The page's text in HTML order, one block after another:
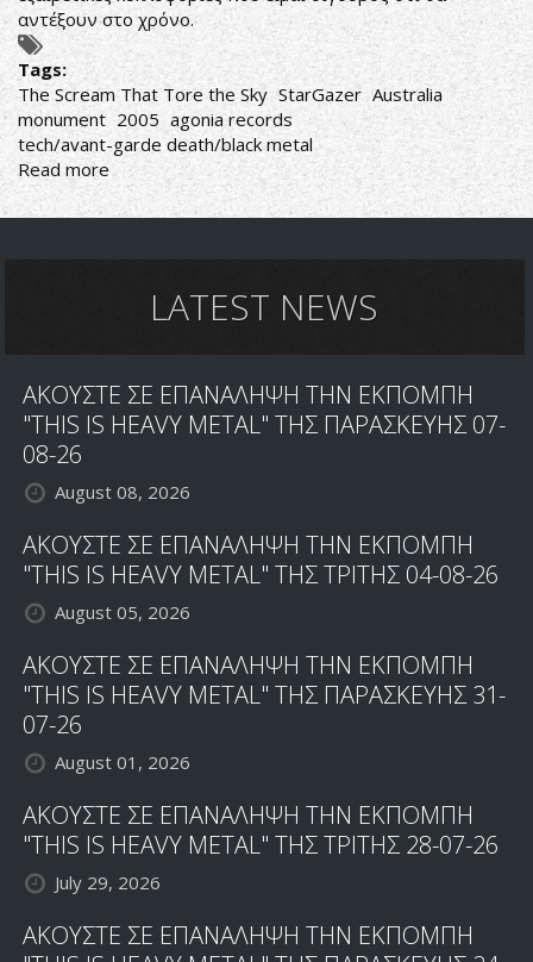
αντέξουν στο χρόνο.
Tags:
The Scream That Tore the Sky StarGazer Australia
monument 2005 agonia records
tech/avant-garde death/black metal
Read more about
StarGazer-
The
LATEST NEWS
ΑΚΟΥΣΤΕ ΣΕ ΕΠΑΝΑΛΗΨΗ ΤΗΝ ΕΚΠΟΜΠΗ
"THIS IS HEAVY METAL" ΤΗΣ ΠΑΡΑΣΚΕΥΗΣ 07-
08-26
August 08, 2026
ΑΚΟΥΣΤΕ ΣΕ ΕΠΑΝΑΛΗΨΗ ΤΗΝ ΕΚΠΟΜΠΗ
"THIS IS HEAVY METAL" ΤΗΣ ΤΡΙΤΗΣ 04-08-26
August 05, 2026
ΑΚΟΥΣΤΕ ΣΕ ΕΠΑΝΑΛΗΨΗ ΤΗΝ ΕΚΠΟΜΠΗ
"THIS IS HEAVY METAL" ΤΗΣ ΠΑΡΑΣΚΕΥΗΣ 31-
07-26
August 01, 2026
ΑΚΟΥΣΤΕ ΣΕ ΕΠΑΝΑΛΗΨΗ ΤΗΝ ΕΚΠΟΜΠΗ
"THIS IS HEAVY METAL" ΤΗΣ ΤΡΙΤΗΣ 28-07-26
July 29, 2026
ΑΚΟΥΣΤΕ ΣΕ ΕΠΑΝΑΛΗΨΗ ΤΗΝ ΕΚΠΟΜΠΗ